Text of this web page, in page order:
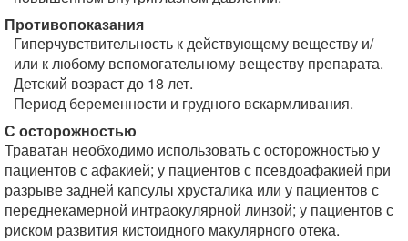
Противопоказания
Гиперчувствительность к действующему веществу и/
или к любому вспомогательному веществу препарата.
Детский возраст до 18 лет.
Период беременности и грудного вскармливания.
С осторожностью
Траватан необходимо использовать с осторожностью у
пациентов с афакией; у пациентов с псевдоафакией при
разрыве задней капсулы хрусталика или у пациентов с
переднекамерной интраокулярной линзой; у пациентов с
риском развития кистоидного макулярного отека.